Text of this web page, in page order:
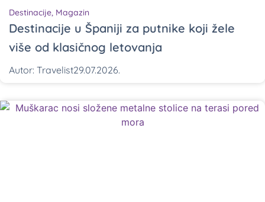
Destinacije, Magazin
Destinacije u Španiji za putnike koji žele
više od klasičnog letovanja
Autor: Travelist29.07.2026.